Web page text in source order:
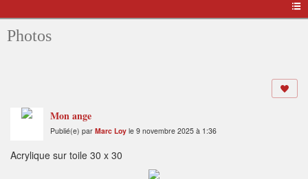
Photos
Mon ange
Publié(e) par Marc Loy le 9 novembre 2025 à 1:36
Acrylique sur toile 30 x 30